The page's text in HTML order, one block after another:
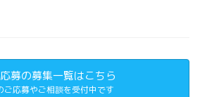
募の募集一覧はこちら
ご応募やご相談を受付中です